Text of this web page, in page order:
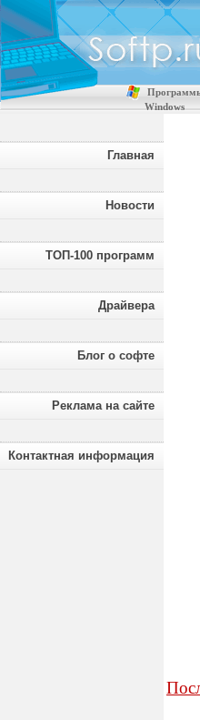
Windows
Главная
Новости
ТОП-100 программ
Драйвера
Блог о софте
Реклама на сайте
Контактная информация